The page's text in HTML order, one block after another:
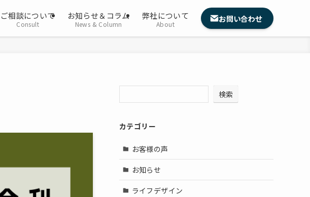
ご相談について
Consult
お知らせ＆コラム
News & Column
弊社について
About
お問い合わせ
検索
カテゴリー
お客様の声
お知らせ
ライフデザイン